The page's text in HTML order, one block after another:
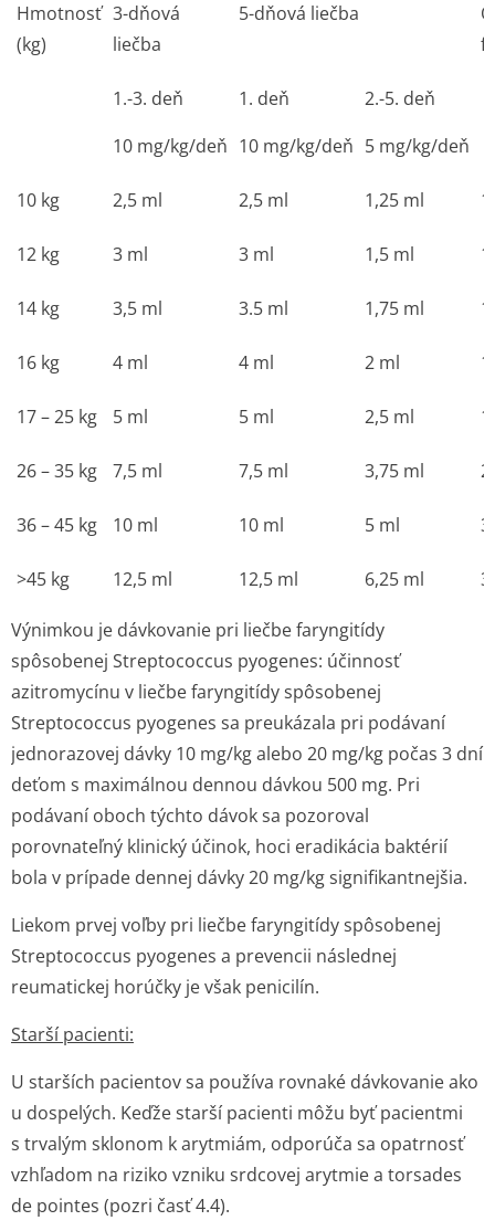
Hmotnosť
(kg)
3-dňová
liečba
5-dňová liečba
1.-3. deň
10 mg/kg/deň
1. deň
10 mg/kg/deň
2.-5. deň
5 mg/kg/deň
10 kg 2,5 ml 2,5 ml 1,25 ml
12 kg 3 ml 3 ml 1,5 ml
14 kg 3,5 ml 3.5 ml 1,75 ml
16 kg 4 ml 4 ml 2 ml
17 – 25 kg 5 ml 5 ml 2,5 ml
26 – 35 kg 7,5 ml 7,5 ml 3,75 ml
36 – 45 kg 10 ml 10 ml 5 ml
>45 kg 12,5 ml 12,5 ml 6,25 ml
Výnimkou je dávkovanie pri liečbe faryngitídy
spôsobenej Streptococcus pyogenes: účinnosť
azitromycínu v liečbe faryngitídy spôsobenej
Streptococcus pyogenes sa preukázala pri podávaní
jednorazovej dávky 10 mg/kg alebo 20 mg/kg počas 3 dní
deťom s maximálnou dennou dávkou 500 mg. Pri
podávaní oboch týchto dávok sa pozoroval
porovnateľný klinický účinok, hoci eradikácia baktérií
bola v prípade dennej dávky 20 mg/kg signifikantnejšia.
Liekom prvej voľby pri liečbe faryngitídy spôsobenej
Streptococcus pyogenes a prevencii následnej
reumatickej horúčky je však penicilín.
Starší pacienti:
U starších pacientov sa používa rovnaké dávkovanie ako
u dospelých. Keďže starší pacienti môžu byť pacientmi
s trvalým sklonom k arytmiám, odporúča sa opatrnosť
vzhľadom na riziko vzniku srdcovej arytmie a torsades
de pointes (pozri časť 4.4).